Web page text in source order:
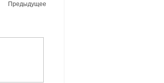
Предыдущее